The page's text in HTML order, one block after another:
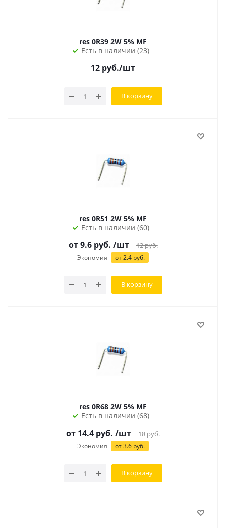
res 0R39 2W 5% MF
Есть в наличии (23)
12 руб./шт
В корзину
res 0R51 2W 5% MF
Есть в наличии (60)
от 9.6 руб. /шт 12руб.
Экономия от 2.4 руб.
В корзину
res 0R68 2W 5% MF
Есть в наличии (68)
от 14.4 руб. /шт 18руб.
Экономия от 3.6 руб.
В корзину